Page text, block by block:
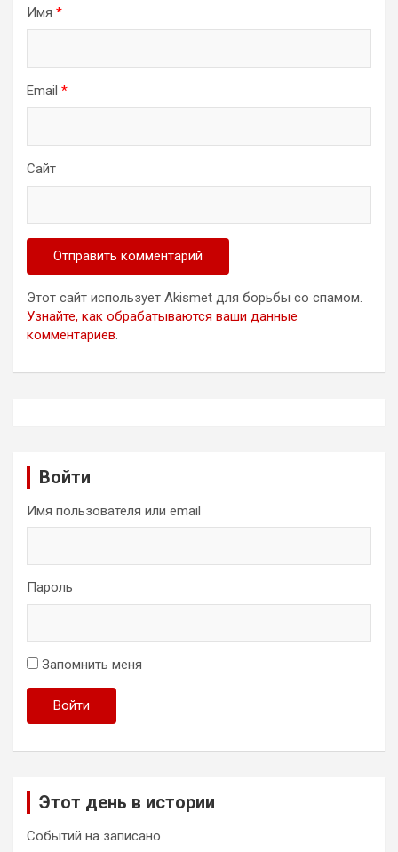
Имя *
Email *
Сайт
Этот сайт использует Akismet для борьбы со спамом.
Узнайте, как обрабатываются ваши данные
комментариев.
Войти
Имя пользователя или email
Пароль
Запомнить меня
Войти
Этот день в истории
Событий на записано